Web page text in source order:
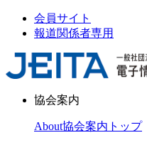
会員サイト
報道関係者専用
協会案内
About協会案内トップ